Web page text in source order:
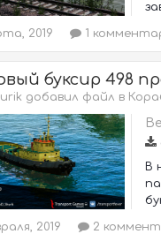
2019 1
буксир 498
добавил файл в
В
2019 2